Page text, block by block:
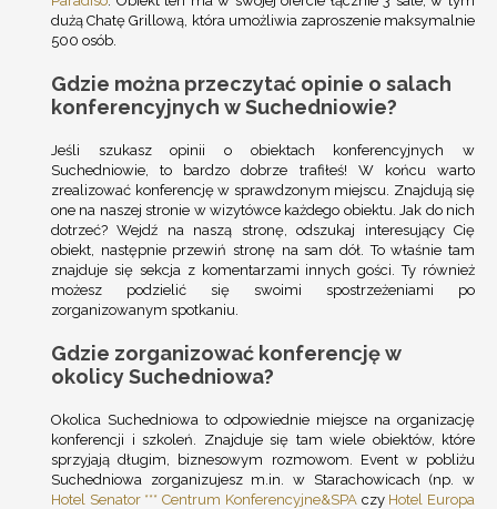
dużą Chatę Grillową, która umożliwia zaproszenie maksymalnie
500 osób.
Gdzie można przeczytać opinie o salach
konferencyjnych w Suchedniowie?
Jeśli szukasz opinii o obiektach konferencyjnych w
Suchedniowie, to bardzo dobrze trafiłeś! W końcu warto
zrealizować konferencję w sprawdzonym miejscu. Znajdują się
one na naszej stronie w wizytówce każdego obiektu. Jak do nich
dotrzeć? Wejdź na naszą stronę, odszukaj interesujący Cię
obiekt, następnie przewiń stronę na sam dół. To właśnie tam
znajduje się sekcja z komentarzami innych gości. Ty również
możesz podzielić się swoimi spostrzeżeniami po
zorganizowanym spotkaniu.
Gdzie zorganizować konferencję w
okolicy Suchedniowa?
Okolica Suchedniowa to odpowiednie miejsce na organizację
konferencji i szkoleń. Znajduje się tam wiele obiektów, które
sprzyjają długim, biznesowym rozmowom. Event w pobliżu
Suchedniowa zorganizujesz m.in. w Starachowicach (np. w
Hotel Senator *** Centrum Konferencyjne&SPA czy Hotel Europa